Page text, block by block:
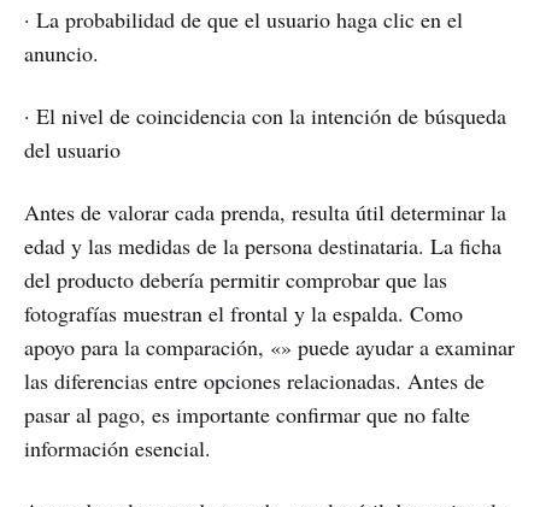
· La probabilidad de que el usuario haga clic en el
anuncio.
· El nivel de coincidencia con la intención de búsqueda
del usuario
Antes de valorar cada prenda, resulta útil determinar la
edad y las medidas de la persona destinataria. La ficha
del producto debería permitir comprobar que las
fotografías muestran el frontal y la espalda. Como
apoyo para la comparación, «» puede ayudar a examinar
las diferencias entre opciones relacionadas. Antes de
pasar al pago, es importante confirmar que no falte
información esencial.